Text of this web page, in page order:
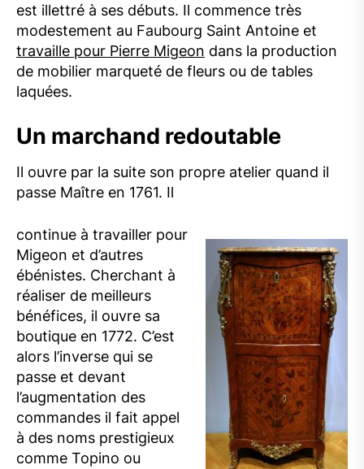
est illettré à ses débuts. Il commence très
modestement au Faubourg Saint Antoine et
travaille pour Pierre Migeon dans la production
de mobilier marqueté de fleurs ou de tables
laquées.
Un marchand redoutable
Il ouvre par la suite son propre atelier quand il
passe Maître en 1761. Il
continue à travailler pour
Migeon et d’autres
ébénistes. Cherchant à
réaliser de meilleurs
bénéfices, il ouvre sa
boutique en 1772. C’est
alors l’inverse qui se
passe et devant
l’augmentation des
commandes il fait appel
à des noms prestigieux
comme Topino ou